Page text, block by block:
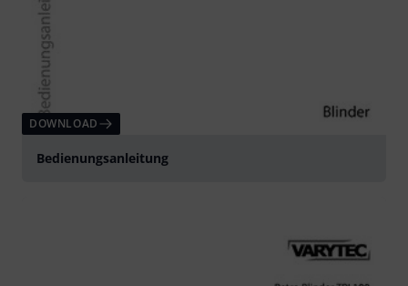
DOWNLOAD
Bedienungsanleitung